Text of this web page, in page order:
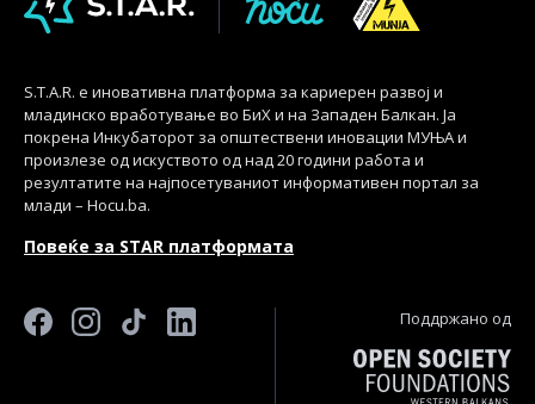
S.T.A.R. е иновативна платформа за кариерен развој и
младинско вработување во БиХ и на Западен Балкан. Ја
покрена Инкубаторот за општествени иновации МУЊА и
произлезе од искуството од над 20 години работа и
резултатите на најпосетуваниот информативен портал за
млади – Hocu.ba.
Повеќе за STAR платформата
Поддржано од